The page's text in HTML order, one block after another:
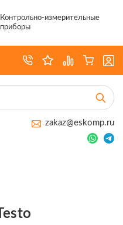
Контрольно-измерительные
приборы
zakaz@eskomp.ru